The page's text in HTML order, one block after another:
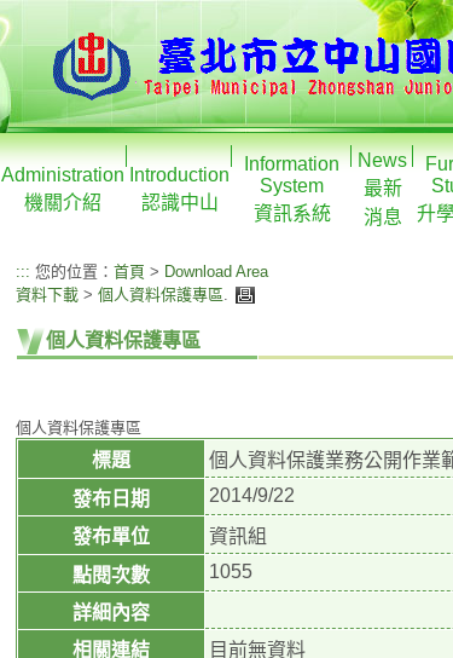
Administration
機關介紹
Introduction
認識中山
Information
System
資訊系統
News
最新
消息
升
::: 您的位置： 首頁 > Download Area
資料下載 > 個人資料保護專區.
個人資料保護專區
個人資料保護專區
標題
個人資料保護業務公開作業
發布日期
2014/9/22
發布單位
資訊組
點閱次數
1055
詳細內容
相關連結
目前無資料